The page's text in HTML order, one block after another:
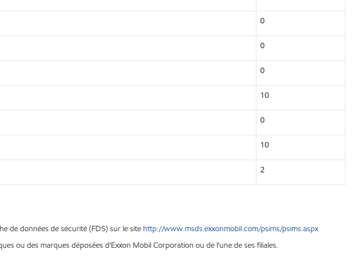
0
0
0
10
0
10
2
de données de sécurité (FDS) sur le site http://www.msds.exxonmobil.com/psims/psims.aspx
ou des marques déposées d'Exxon Mobil Corporation ou de l'une de ses filiales.